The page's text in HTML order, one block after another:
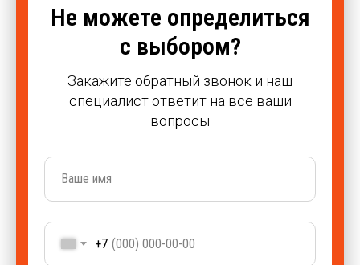
Не можете определиться
с выбором?
Закажите обратный звонок и наш
специалист ответит на все ваши
вопросы
+7